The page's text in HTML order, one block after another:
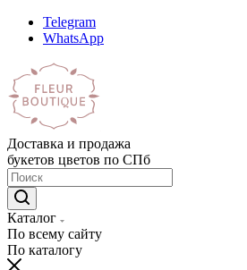
Telegram
WhatsApp
Доставка и продажа
букетов цветов по СПб
Каталог
По всему сайту
По каталогу